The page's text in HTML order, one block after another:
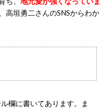
高垣勇二さんのSNSからわか
欄に書いてあります。ま